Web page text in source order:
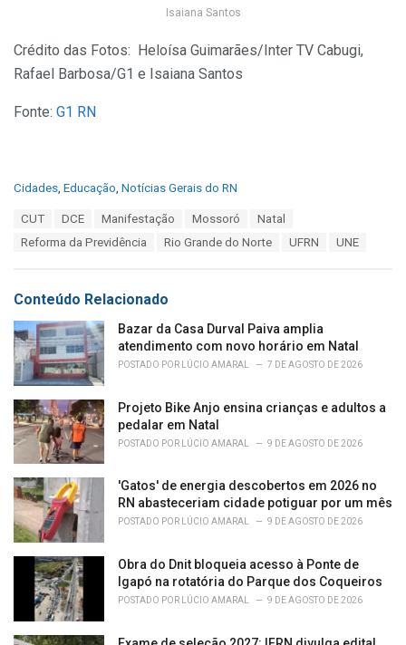
Isaiana Santos
Crédito das Fotos: Heloísa Guimarães/Inter TV Cabugi,
Rafael Barbosa/G1 e Isaiana Santos
Fonte: G1 RN
C
i
e
s
:
Cidades, Educação, Notícias Gerais do RN
CUT DCE Manifestação Mossoró
Natal
Reforma da Previdência
Rio Grande do Norte UFRN UNE
Conteúdo Relacionado
Bazar da Casa Durval Paiva amplia
atendimento com novo horário em Natal
POSTADO POR LÚCIO AMARAL 7 DE AGOSTO DE 2026
Projeto Bike Anjo ensina crianças e adultos a
pedalar em Natal
POSTADO POR LÚCIO AMARAL 9 DE AGOSTO DE 2026
'Gatos' de energia descobertos em 2026 no
RN abasteceriam cidade potiguar por um mês
POSTADO POR LÚCIO AMARAL 9 DE AGOSTO DE 2026
Obra do Dnit bloqueia acesso à Ponte de
Igapó na rotatória do Parque dos Coqueiros
POSTADO POR LÚCIO AMARAL 9 DE AGOSTO DE 2026